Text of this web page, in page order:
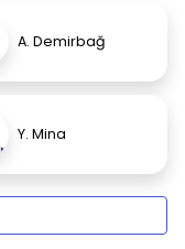
A. Demirbağ
Y. Mina